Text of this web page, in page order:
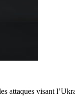
attaques visant